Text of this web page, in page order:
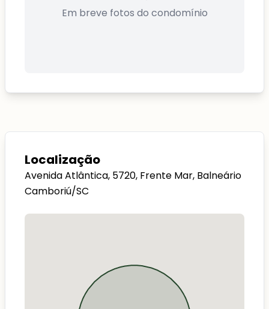
Em breve fotos do condomínio
Localização
Avenida Atlântica, 5720, Frente Mar, Balneário
Camboriú/SC